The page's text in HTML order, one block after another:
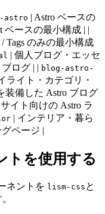
astro | Astro ベースの
ベースの最小構成 | |
Tags のみの最小構成
| 個人ブログ・エッセ
ログ | | blog-astro-
ライト・カテゴリ・
装備した Astro ブログ
イト向けの Astro ラ
| インテリア・暮ら
ページ |
トを使用する
ネントを lism-css と